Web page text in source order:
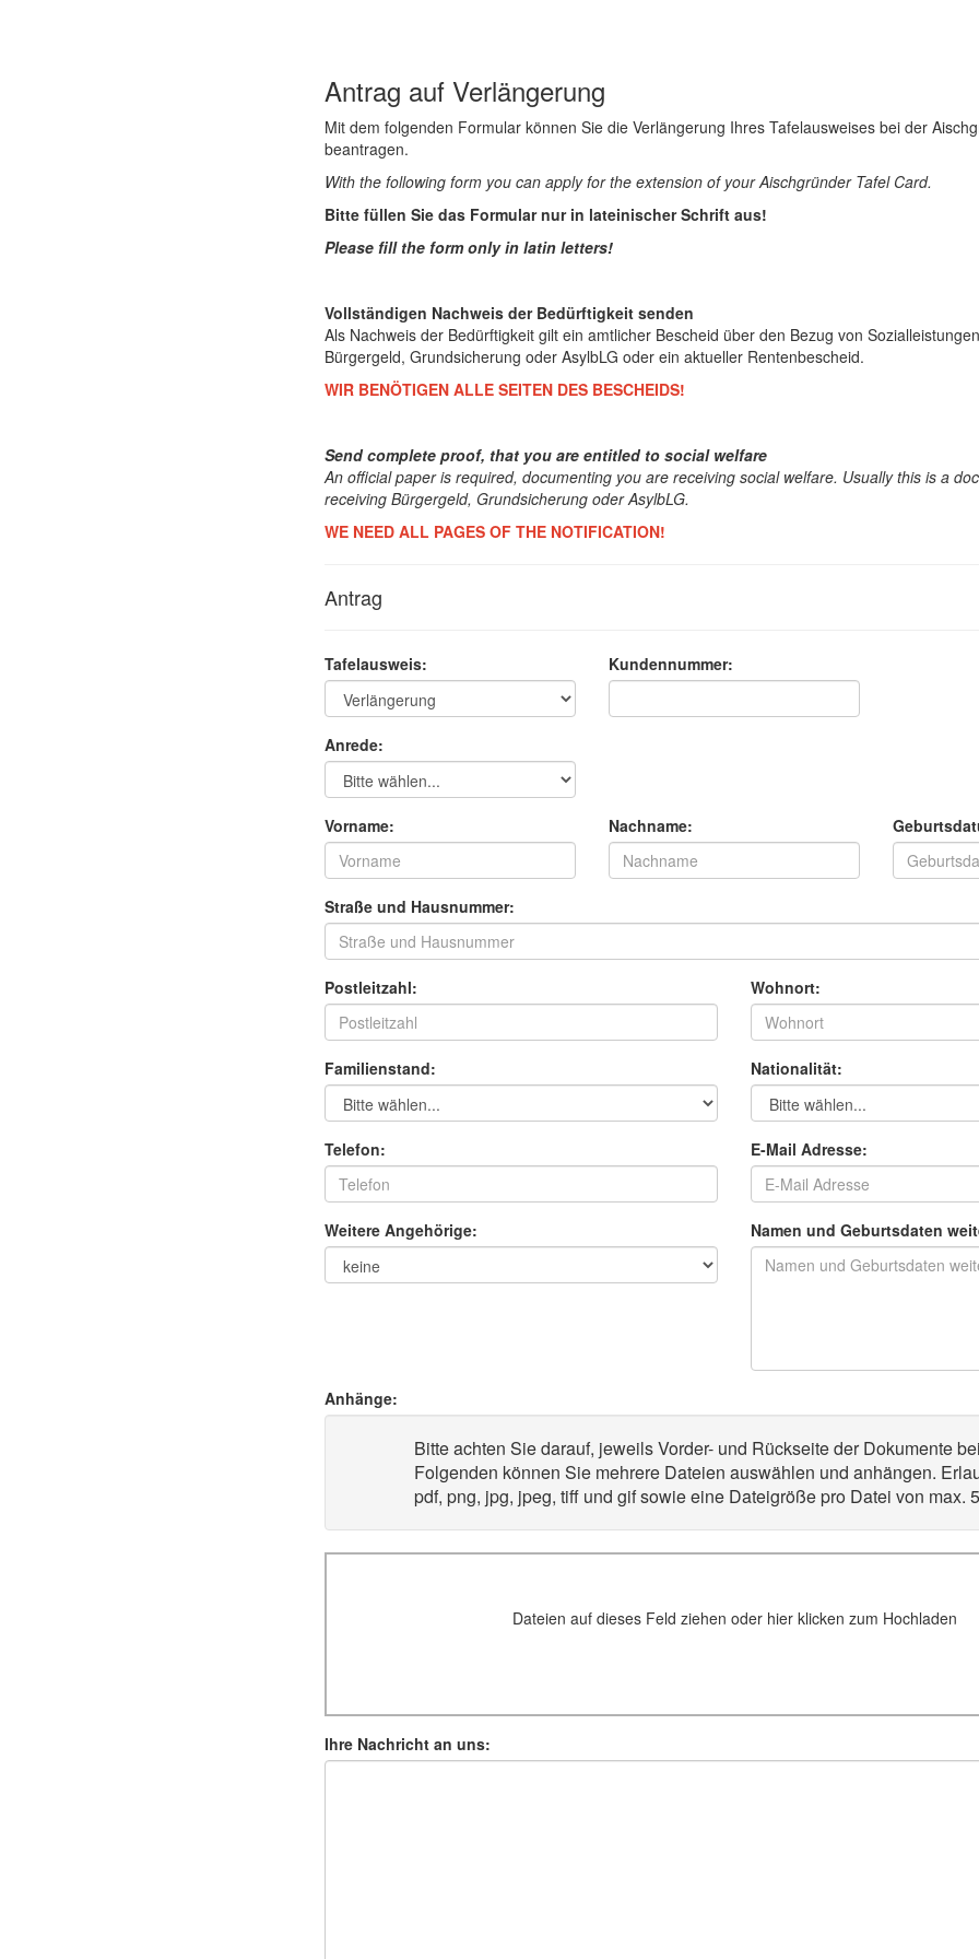
Antrag auf Verlängerung
Mit dem folgenden Formular können Sie die Verlängerung Ihres Tafelausweises bei der
beantragen.
With the following form you can apply for the extension of your Aischgründer Tafel Card.
Bitte füllen Sie das Formular nur in lateinischer Schrift aus!
Please fill the form only in latin letters!
Vollständigen Nachweis der Bedürftigkeit senden
Als Nachweis der Bedürftigkeit gilt ein amtlicher Bescheid über den Bezug von
Bürgergeld, Grundsicherung oder AsylbLG oder ein aktueller Rentenbescheid.
WIR BENÖTIGEN ALLE SEITEN DES BESCHEIDS!
Send complete proof, that you are entitled to social welfare
An official paper is required, documenting you are receiving social welfare. Usually this is a
receiving Bürgergeld, Grundsicherung oder AsylbLG.
WE NEED ALL PAGES OF THE NOTIFICATION!
Antrag
Tafelausweis: Kundennummer:
Anrede:
Vorname: Nachname:
Straße und Hausnummer:
Postleitzahl: Wohnort:
Familienstand: Nationalität:
Telefon: E-Mail Adresse:
Weitere Angehörige: Namen und Geburtsdaten
Anhänge:
Bitte achten Sie darauf, jeweils Vorder- und Rückseite der Dokumente
Folgenden können Sie mehrere Dateien auswählen und anhängen.
pdf, png, jpg, jpeg, tiff und gif sowie eine Dateigröße pro Datei von max.
Dateien auf dieses Feld ziehen oder hier klicken zum Hochladen
Ihre Nachricht an uns: